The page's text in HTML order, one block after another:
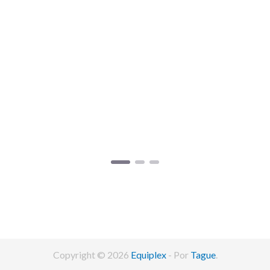
Copyright © 2026 Equiplex - Por Tague.